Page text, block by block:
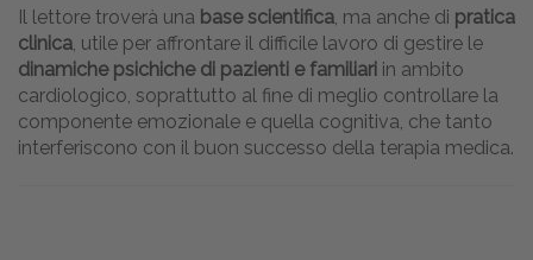
Il lettore troverà una base scientifica , ma anche di pratica
clinica , utile per affrontare il difficile lavoro di gestire le
dinamiche psichiche di pazienti e familiari in ambito
cardiologico, soprattutto al fine di meglio controllare la
componente emozionale e quella cognitiva, che tanto
interferiscono con il buon successo della terapia medica.